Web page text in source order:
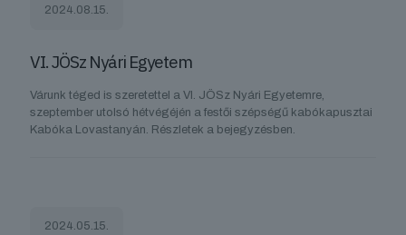
2024.08.15.
VI. JÖSz Nyári Egyetem
Várunk téged is szeretettel a VI. JÖSz Nyári Egyetemre,
szeptember utolsó hétvégéjén a festői szépségű kabókapusztai
Kabóka Lovastanyán. Részletek a bejegyzésben.
2024.05.15.